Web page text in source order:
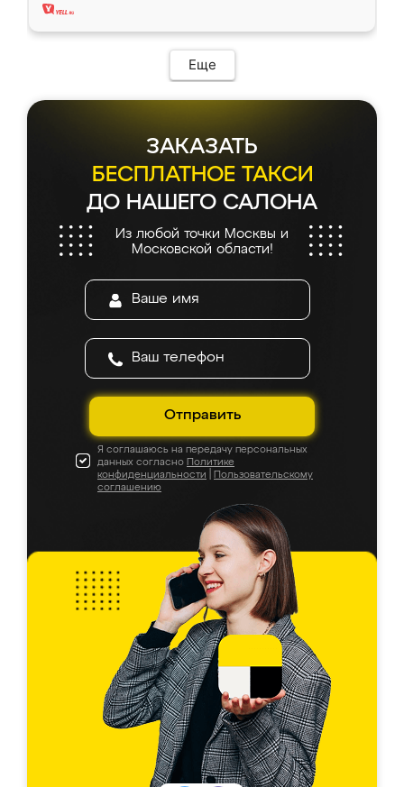
Еще
ЗАКАЗАТЬ
БЕСПЛАТНОЕ ТАКСИ
ДО НАШЕГО САЛОНА
Из любой точки Москвы и
Московской области!
Отправить
Я соглашаюсь на передачу персональных
данных согласно Политике
конфиденциальности
Пользовательскому
соглашению